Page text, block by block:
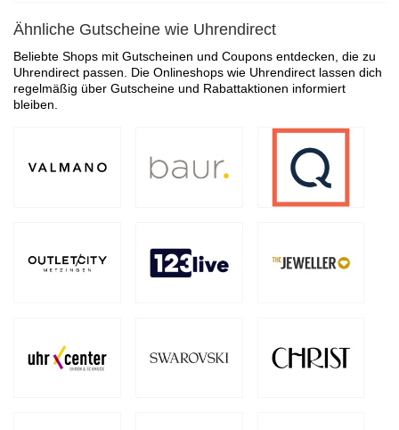
Ähnliche Gutscheine wie Uhrendirect
Beliebte Shops mit Gutscheinen und Coupons entdecken, die zu
Uhrendirect passen. Die Onlineshops wie Uhrendirect lassen dich
regelmäßig über Gutscheine und Rabattaktionen informiert
bleiben.